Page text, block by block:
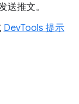
送推文。
DevTools 提示